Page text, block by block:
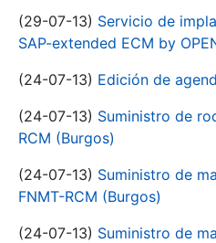
(29-07-13) Servicio de
SAP-extended ECM by
(24-07-13) Edición de
(24-07-13) Suministro de
RCM (Burgos)
(24-07-13) Suministro de
FNMT-RCM (Burgos)
(24-07-13) Suministro de